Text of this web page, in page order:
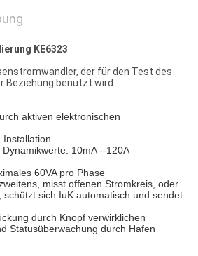
KE6323
der für den Test des
Beziehung benutzt wird
aktiven elektronischen
Installation
10mA --120A
60VA pro Phase
misst offenen Stromkreis, oder
schützt sich IuK automatisch und sendet
durch Knopf verwirklichen
Statusüberwachung durch Hafen